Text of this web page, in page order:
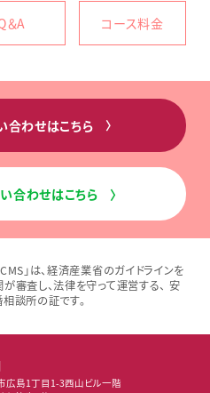
＆A コース料金
合わせはこちら〉
合わせはこちら〉
」は、経済産業省のガイドラインを
審査し、法律を守って運営する、 安
談所の証です。
広島1丁目1-3西山ビル一階